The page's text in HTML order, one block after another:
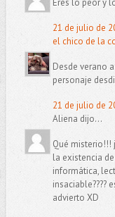
Eres lo peor y
21 de julio de
el chico de la
Desde verano
personaje
21 de julio de
Aliena dijo...
Qué misterio!!!
la existencia
informática,
insaciable????
advierto XD